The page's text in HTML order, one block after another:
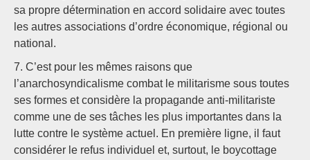
sa propre détermination en accord solidaire avec toutes
les autres associations d’ordre économique, régional ou
national.
7. C’est pour les mêmes raisons que
l’anarchosyndicalisme combat le militarisme sous toutes
ses formes et considère la propagande anti-militariste
comme une de ses tâches les plus importantes dans la
lutte contre le système actuel. En première ligne, il faut
considérer le refus individuel et, surtout, le boycottage